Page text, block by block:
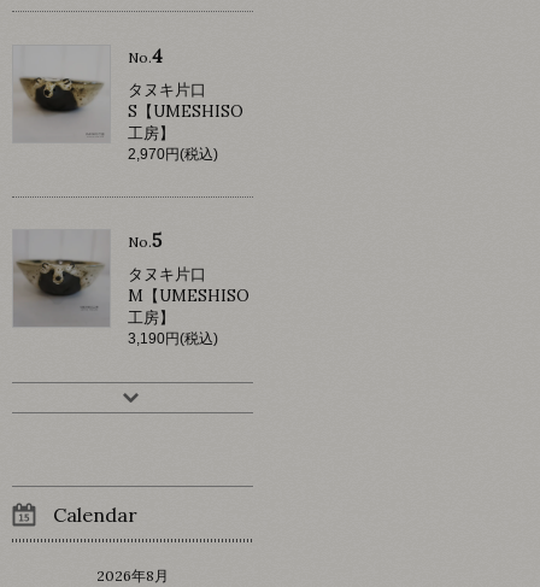
No.4
タヌキ片口
S【UMESHISO
工房】
2,970円(税込)
No.5
タヌキ片口
M【UMESHISO
工房】
3,190円(税込)
Calendar
2026年8月